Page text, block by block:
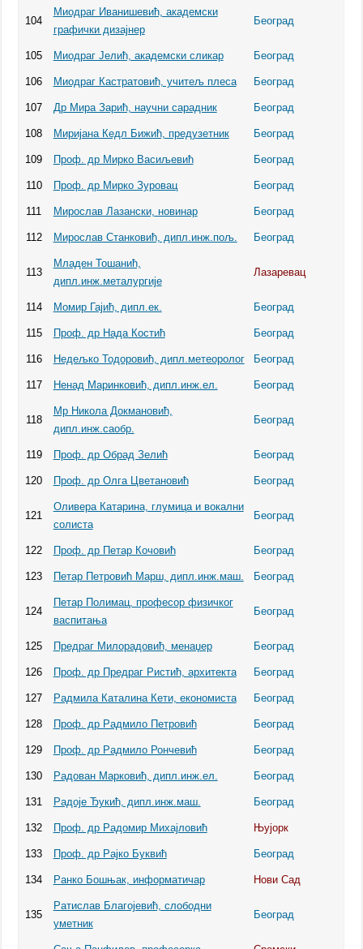
104
Миодраг Иванишевић, академски
графички дизајнер
Београд
105 Миодраг Јелић, академски сликар Београд
106 Миодраг Кастратовић, учитељ плеса Београд
107 Др Мира Зарић, научни сарадник Београд
108 Миријана Кедл Бижић, предузетник Београд
109 Проф. др Мирко Васиљевић Београд
110 Проф. др Мирко Зуровац Београд
111 Мирослав Лазански, новинар Београд
112 Мирослав Станковић, дипл.инж.пољ. Београд
113
Младен Тошанић,
дипл.инж.металургије
Лазаревац
114 Момир Гајић, дипл.ек. Београд
115 Проф. др Нада Костић Београд
116 Недeљко Тодоровић, дипл.метеоролог Београд
117 Ненад Маринковић, дипл.инж.ел. Београд
118
Мр Никола Докмановић,
дипл.инж.саобр.
Београд
119 Проф. др Обрад Зелић Београд
120 Проф. др Олга Цветановић Београд
121
Оливера Катарина, глумица и вокални
солиста
Београд
122 Проф. др Петар Кочовић Београд
123 Петар Петровић Марш, дипл.инж.маш. Београд
124
Петар Полимац, професор физичког
васпитања
Београд
125 Предраг Милорадовић, менаџер Београд
126 Проф. др Предраг Ристић, архитекта Београд
127 Радмила Каталина Кети, економиста Београд
128 Проф. др Радмило Петровић Београд
129 Проф. др Радмило Рончевић Београд
130 Радован Марковић, дипл.инж.ел. Београд
131 Радоје Ђукић, дипл.инж.маш. Београд
132 Проф. др Радомир Михајловић Њујорк
133 Проф. др Рајко Буквић Београд
134 Ранко Бошњак, информатичар Нови Сад
135
Ратислав Благојевић, слободни
уметник
Београд